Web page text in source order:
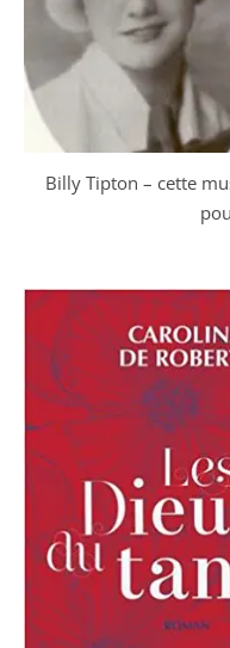
Billy Tipton – cette